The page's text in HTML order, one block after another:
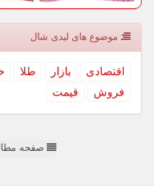
موضوع های لیدی شال
اقتصادی بازار طلا
فروش
قیمت
صفحه